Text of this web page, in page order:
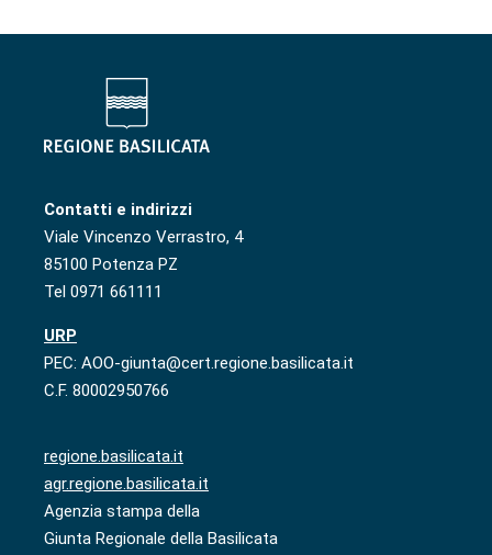
Contatti e indirizzi
Viale Vincenzo Verrastro, 4
85100 Potenza PZ
Tel 0971 661111
URP
PEC: AOO-giunta@cert.regione.basilicata.it
C.F. 80002950766
regione.basilicata.it
agr.regione.basilicata.it
Agenzia stampa della
Giunta Regionale della Basilicata